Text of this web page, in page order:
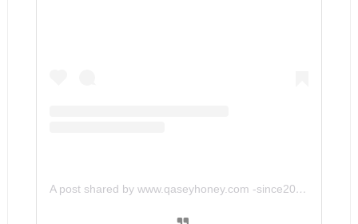
A post shared by www.qaseyhoney.com -since2011 (@qaseyhoney)